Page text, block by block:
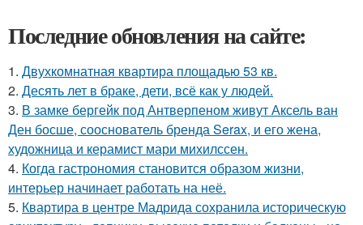
Последние обновления на сайте:
1. Двухкомнатная квартира площадью 53 кв.
2. Десять лет в браке, дети, всё как у людей.
3. В замке бергейк под Антверпеном живут Аксель ван
Ден босше, сооснователь бренда Serax, и его жена,
художница и керамист мари михилссен.
4. Когда гастрономия становится образом жизни,
интерьер начинает работать на неё.
5. Квартира в центре Мадрида сохранила историческую